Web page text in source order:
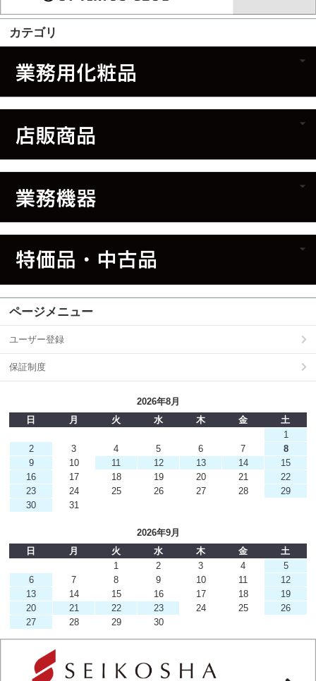
カテゴリ
ページメニュー
ユーザー登録
保証制度
2026年8月
日
月 火 水 木 金
土
1
2
3 4 5 6 7
8
9
10 11 12 13 14
15
16
17 18 19 20 21
22
23
24 25 26 27 28
29
30
31
2026年9月
日
月 火 水 木 金
土
1
2 3 4
5
6
7 8 9 10 11
12
13
14 15 16 17 18
19
20
21 22 23 24 25
26
27
28 29 30